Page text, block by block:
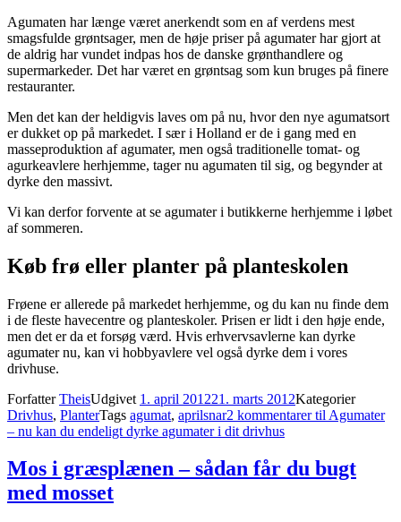
Agumaten har længe været anerkendt som en af verdens mest
smagsfulde grøntsager, men de høje priser på agumater har gjort at
de aldrig har vundet indpas hos de danske grønthandlere og
supermarkeder. Det har været en grøntsag som kun bruges på finere
restauranter.
Men det kan der heldigvis laves om på nu, hvor den nye agumatsort
er dukket op på markedet. I sær i Holland er de i gang med en
masseproduktion af agumater, men også traditionelle tomat- og
agurkeavlere herhjemme, tager nu agumaten til sig, og begynder at
dyrke den massivt.
Vi kan derfor forvente at se agumater i butikkerne herhjemme i løbet
af sommeren.
Køb frø eller planter på planteskolen
Frøene er allerede på markedet herhjemme, og du kan nu finde dem
i de fleste havecentre og planteskoler. Prisen er lidt i den høje ende,
men det er da et forsøg værd. Hvis erhvervsavlerne kan dyrke
agumater nu, kan vi hobbyavlere vel også dyrke dem i vores
drivhuse.
ForfatterTheisUdgivet 1. april 201221. marts 2012Kategorier
Drivhus, PlanterTags agumat, aprilsnar2 kommentarertil Agumater
– nu kan du endeligt dyrke agumater i dit drivhus
Mos i græsplænen – sådan får du bugt
med mosset